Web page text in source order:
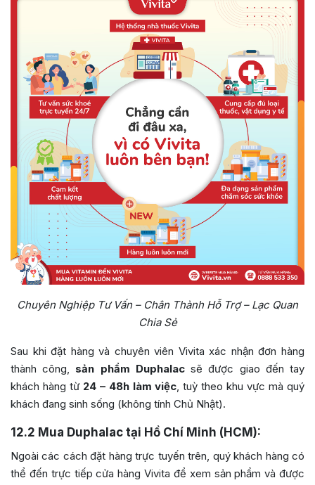
Chuyên Nghiệp Tư Vấn – Chân Thành Hỗ Trợ – Lạc Quan
Chia Sẻ
Sau khi đặt hàng và chuyên viên Vivita xác nhận đơn hàng
thành công, sản phẩm Duphalacsẽ được giao đến tay
khách hàng từ 24 – 48h làm việc, tuỳ theo khu vực mà quý
khách đang sinh sống (không tính Chủ Nhật).
12.2 Mua Duphalac tại Hồ Chí Minh (HCM):
Ngoài các cách đặt hàng trực tuyến trên, quý khách hàng có
thể đến trực tiếp cửa hàng Vivita để xem sản phẩm và được